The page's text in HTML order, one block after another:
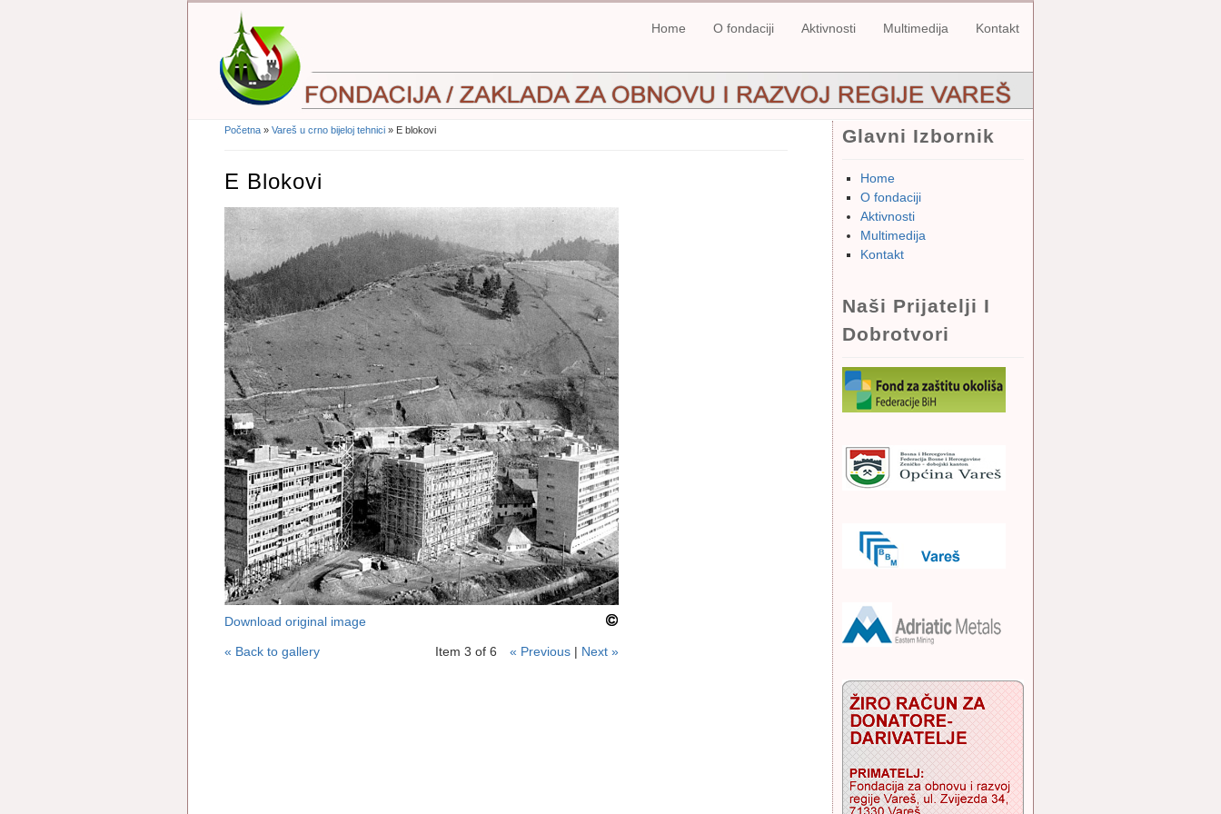
Home O fondaciji Aktivnosti Multimedija Kontakt
Vi Ste Ovdje
Početna » Vareš u crno bijeloj tehnici » E blokovi
E Blokovi
Download original image
« Back to gallery Item 3 of 6 « Previous | Next »
Glavni Izbornik
Home
O fondaciji
Aktivnosti
Multimedija
Kontakt
Naši Prijatelji I
Dobrotvori